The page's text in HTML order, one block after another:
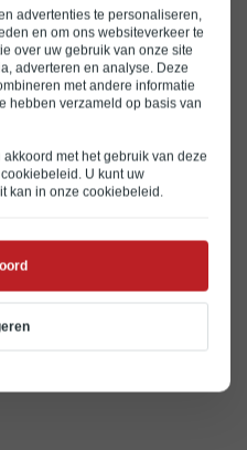
advertenties te personaliseren,
en om ons websiteverkeer te
over uw gebruik van onze site
adverteren en analyse. Deze
met andere informatie
hebben verzameld op basis van
met het gebruik van deze
cookiebeleid. U kunt uw
kan in onze cookiebeleid.